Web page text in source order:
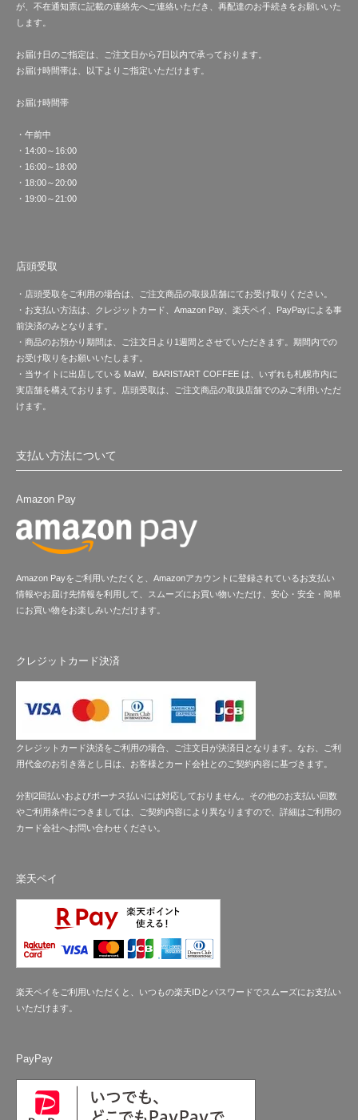
が、不在通知票に記載の連絡先へご連絡いただき、再配達のお手続きをお願いいた
します。
お届け日のご指定は、ご注文日から7日以内で承っております。
お届け時間帯は、以下よりご指定いただけます。
お届け時間帯
・午前中
・14:00～16:00
・16:00～18:00
・18:00～20:00
・19:00～21:00
店頭受取
・店頭受取をご利用の場合は、ご注文商品の取扱店舗にてお受け取りください。
・お支払い方法は、クレジットカード、Amazon Pay、楽天ペイ、PayPayによる事
前決済のみとなります。
・商品のお預かり期間は、ご注文日より1週間とさせていただきます。期間内での
お受け取りをお願いいたします。
・当サイトに出店している MaW、BARISTART COFFEE は、いずれも札幌市内に
実店舗を構えております。店頭受取は、ご注文商品の取扱店舗でのみご利用いただ
けます。
支払い方法について
Amazon Pay
Amazon Payをご利用いただくと、Amazonアカウントに登録されているお支払い
情報やお届け先情報を利用して、スムーズにお買い物いただけ、安心・安全・簡単
にお買い物をお楽しみいただけます。
クレジットカード決済
クレジットカード決済をご利用の場合、ご注文日が決済日となります。なお、ご利
用代金のお引き落とし日は、お客様とカード会社とのご契約内容に基づきます。
分割2回払いおよびボーナス払いには対応しておりません。その他のお支払い回数
やご利用条件につきましては、ご契約内容により異なりますので、詳細はご利用の
カード会社へお問い合わせください。
楽天ペイ
楽天ペイをご利用いただくと、いつもの楽天IDとパスワードでスムーズにお支払い
いただけます。
PayPay